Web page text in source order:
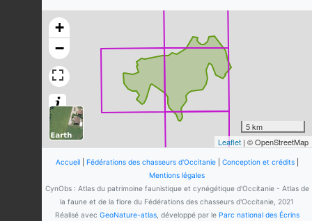
Vulpes vulpes
(Linnaeus, 1758)
observations
Dernière observation en2026
Sanglier
Sus scrofaLinnaeus, 1758
4observations
Dernière observation en
Fiche espèce
Corneille noire
Corvus coroneLinnaeus, 1758
Dernière observation en2025
+
−
5 km
Leaflet | © OpenStreetMap
Accueil| Fédérations des chasseurs d'Occitanie| Conception et crédits|
Mentions légales
CynObs : Atlas du patrimoine faunistique et cynégétique d'Occitanie - Atlas de
la faune et de la flore du Fédérations des chasseurs d'Occitanie, 2021
Réalisé avec GeoNature-atlas, développé par le Parc national des Écrins